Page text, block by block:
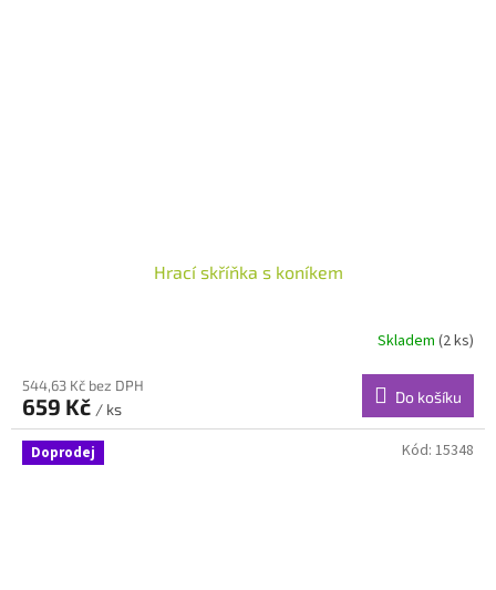
Hrací skříňka s koníkem
Skladem (2 ks)
544,63 Kč bez DPH
659 Kč / ks
Do košíku
Doprodej Kód: 15348